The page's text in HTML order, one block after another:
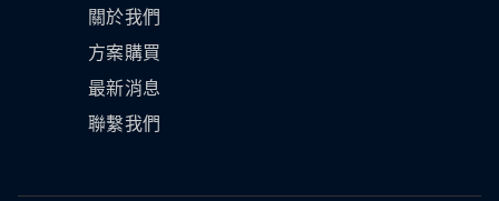
關於我們
方案購買
最新消息
聯繫我們